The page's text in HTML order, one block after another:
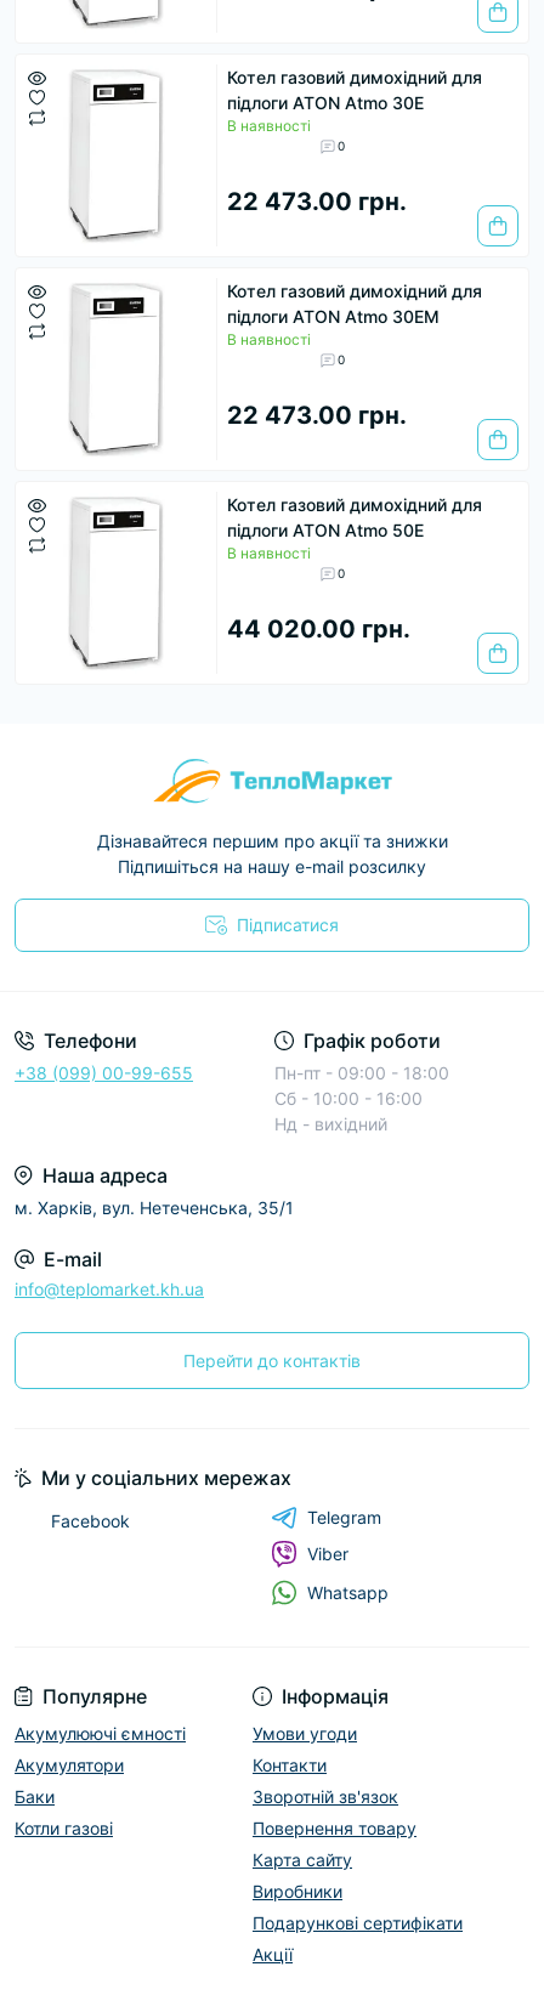
Котел газовий димохідний для
підлоги ATON Atmo 30Е
В наявності
0
22 473.00 грн.
Котел газовий димохідний для
підлоги ATON Atmo 30ЕМ
В наявності
0
22 473.00 грн.
Котел газовий димохідний для
підлоги ATON Atmo 50E
В наявності
0
44 020.00 грн.
Дізнавайтеся першим про акції та знижки
Підпишіться на нашу e-mail розсилку
Підписатися
Телефони
+38 (099) 00-99-655
Графік роботи
Пн-пт - 09:00 - 18:00
Сб - 10:00 - 16:00
Нд - вихідний
Наша адреса
м. Харків, вул. Нетеченська, 35/1
E-mail
info@teplomarket.kh.ua
Перейти до контактів
Популярне
Акумулюючі ємності
Акумулятори
Баки
Котли газові
Інформація
Умови угоди
Контакти
Зворотній зв'язок
Повернення товару
Карта сайту
Виробники
Подарункові сертифікати
Акції
Ми у соціальних мережах
Facebook
Telegram
Viber
Whatsapp